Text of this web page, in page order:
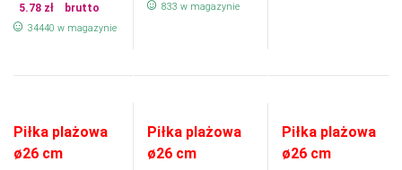
5.78 zł brutto
34440 w magazynie
833 w magazynie
Piłka plażowa
ø26 cm
Piłka plażowa
ø26 cm
Piłka plażowa
ø26 cm